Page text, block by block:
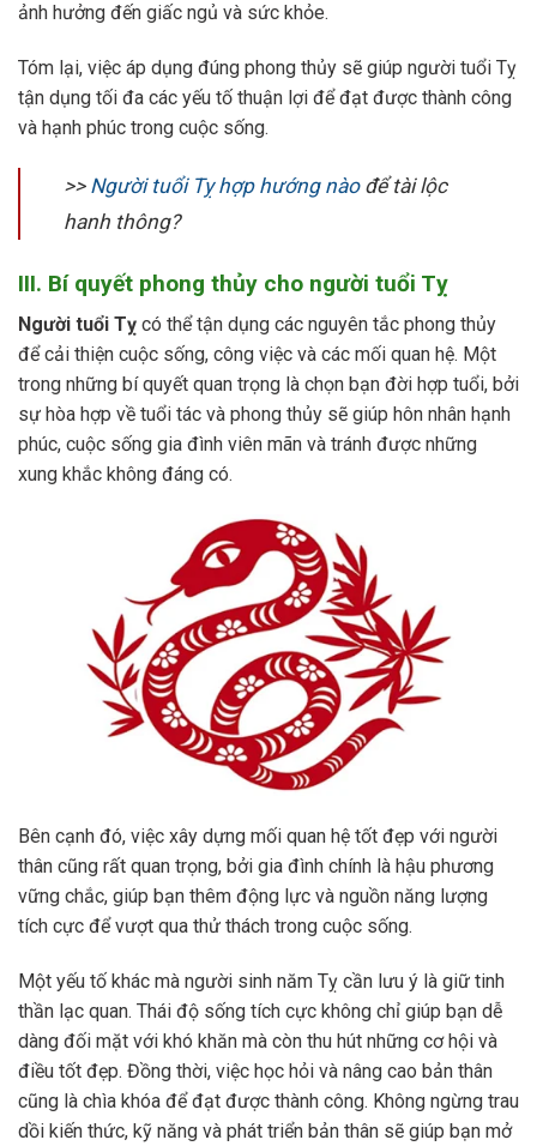
ảnh hưởng đến giấc ngủ và sức khỏe.
Tóm lại, việc áp dụng đúng phong thủy sẽ giúp người tuổi Tỵ
tận dụng tối đa các yếu tố thuận lợi để đạt được thành công
và hạnh phúc trong cuộc sống.
>> Người tuổi Tỵ hợp hướng nàođể tài lộc
hanh thông?
III. Bí quyết phong thủy cho người tuổi Tỵ
Người tuổi Tỵ có thể tận dụng các nguyên tắc phong thủy
để cải thiện cuộc sống, công việc và các mối quan hệ. Một
trong những bí quyết quan trọng là chọn bạn đời hợp tuổi, bởi
sự hòa hợp về tuổi tác và phong thủy sẽ giúp hôn nhân hạnh
phúc, cuộc sống gia đình viên mãn và tránh được những
xung khắc không đáng có.
Bên cạnh đó, việc xây dựng mối quan hệ tốt đẹp với người
thân cũng rất quan trọng, bởi gia đình chính là hậu phương
vững chắc, giúp bạn thêm động lực và nguồn năng lượng
tích cực để vượt qua thử thách trong cuộc sống.
Một yếu tố khác mà người sinh năm Tỵ cần lưu ý là giữ tinh
thần lạc quan. Thái độ sống tích cực không chỉ giúp bạn dễ
dàng đối mặt với khó khăn mà còn thu hút những cơ hội và
điều tốt đẹp. Đồng thời, việc học hỏi và nâng cao bản thân
cũng là chìa khóa để đạt được thành công. Không ngừng trau
dồi kiến thức, kỹ năng và phát triển bản thân sẽ giúp bạn mở